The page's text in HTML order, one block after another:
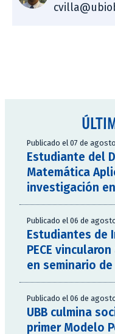
Publicado el 07 de
Estudiante del
Matemática
investigación en
Publicado el 06 de
Estudiantes de
PECE
en seminario
Publicado el 06 de
UBB culmina
primer Modelo